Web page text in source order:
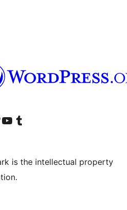
account
mūsų TikTok paskyroje
Visit our YouTube channel
Apsilankykite mūsų Tumblr paskyroje
is the intellectual property